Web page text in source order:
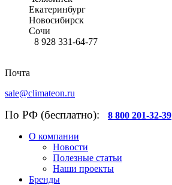
Екатеринбург
Новосибирск
Сочи
8 928 331-64-77
Почта
sale@climateon.ru
По РФ (бесплатно): 8 800 201-32-39
О компании
Новости
Полезные статьи
Наши проекты
Бренды